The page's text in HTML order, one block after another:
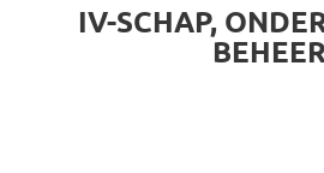
IV-SCHAP,
BEHEER